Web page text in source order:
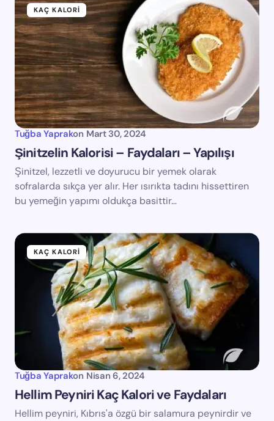
KAÇ KALORI
Tuğba Yaprakon Mart 30, 2024
Şinitzelin Kalorisi – Faydaları – Yapılışı
Şinitzel, lezzetli ve doyurucu bir yemek olarak
sofralarda sıkça yer alır. Her ısırıkta tadını hissettiren
bu yemeğin yapımı oldukça basittir…
KAÇ KALORI
Tuğba Yaprakon Nisan 6, 2024
Hellim Peyniri Kaç Kalori ve Faydaları
Hellim peyniri, Kıbrıs'a özgü bir salamura peynirdir ve